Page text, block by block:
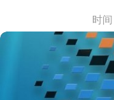
时